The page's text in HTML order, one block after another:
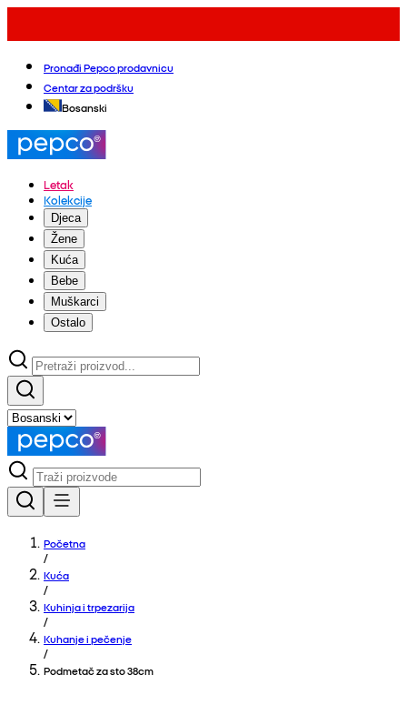
Pronađi Pepco prodavnicu
Centar za podršku
Bosanski
Letak
Kolekcije
Djeca
Žene
Kuća
Bebe
Muškarci
Ostalo
Početna
/
Kuća
/
Kuhinja i trpezarija
/
Kuhanje i pečenje
/
Podmetač za sto 38cm